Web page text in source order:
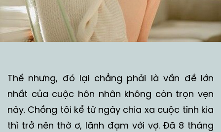
Thế nhưng, đó lại chẳng phải là vấn đề lớn
nhất của cuộc hôn nhân không còn trọn vẹn
này. Chồng tôi kể từ ngày chia xa cuộc tình kia
thì trở nên thờ ơ, lãnh đạm với vợ. Đã 8 tháng